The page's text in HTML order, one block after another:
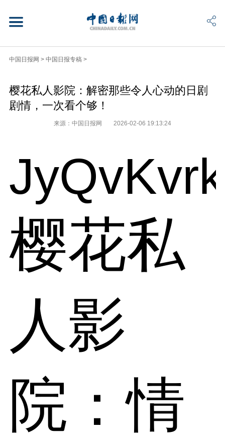
中国日报网 > 中国日报专稿 >
樱花私人影院：解密那些令人心动的日剧
剧情，一次看个够！
来源：中国日报网 2026-02-06 19:13:24
樱花私
人影
院：情